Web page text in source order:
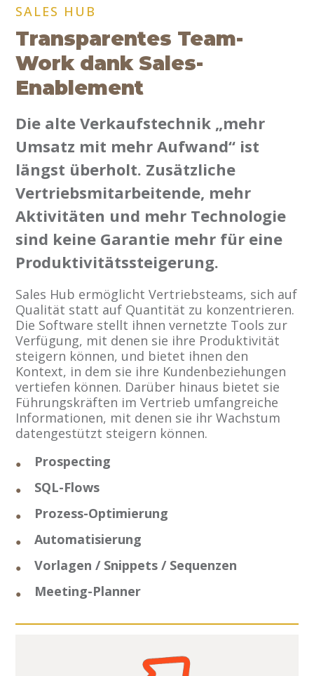
SALES HUB
Transparentes Team-
Work dank Sales-
Enablement
Die alte Verkaufstechnik „mehr
Umsatz mit mehr Aufwand“ ist
längst überholt. Zusätzliche
Vertriebsmitarbeitende, mehr
Aktivitäten und mehr Technologie
sind keine Garantie mehr für eine
Produktivitätssteigerung.
Sales Hub ermöglicht Vertriebsteams, sich auf
Qualität statt auf Quantität zu konzentrieren.
Die Software stellt ihnen vernetzte Tools zur
Verfügung, mit denen sie ihre Produktivität
steigern können, und bietet ihnen den
Kontext, in dem sie ihre Kundenbeziehungen
vertiefen können. Darüber hinaus bietet sie
Führungskräften im Vertrieb umfangreiche
Informationen, mit denen sie ihr Wachstum
datengestützt steigern können.
Prospecting
SQL-Flows
Prozess-Optimierung
Automatisierung
Vorlagen / Snippets / Sequenzen
Meeting-Planner